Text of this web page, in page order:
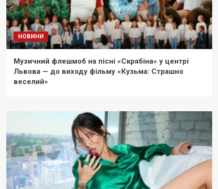
НОВИНИ
Музичний флешмоб на пісні «Скрябіна» у центрі
Львова — до виходу фільму «Кузьма: Страшно
веселий»